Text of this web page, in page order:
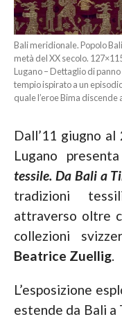
Bali meridionale. Popolo
metà del XX secolo.
Lugano – Dettaglio di
tempio ispirato a un
quale l’eroe Bima
Dall’11 giugno
Lugano presenta
tessile. Da Bali a
tradizioni
attraverso oltre
collezioni
Beatrice Zuellig.
L’esposizione
estende da Bali a